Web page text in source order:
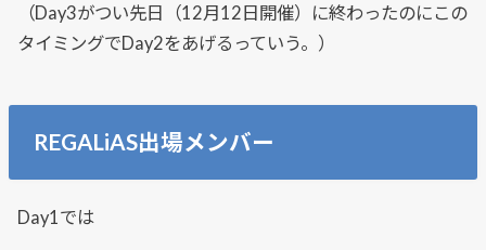
（Day3がつい先日（12月12日開催）に終わったのにこの
タイミングでDay2をあげるっていう。）
REGALiAS出場メンバー
Day1では